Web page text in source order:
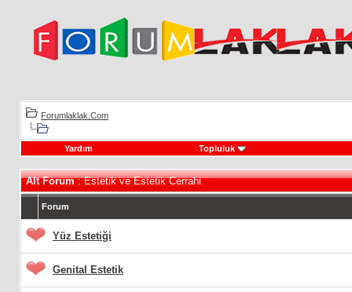
Forumlaklak.Com
Yardım Topluluk
Alt Forum: Estetik ve Estetik Cerrahi
Forum
Yüz Estetiği
Genital Estetik